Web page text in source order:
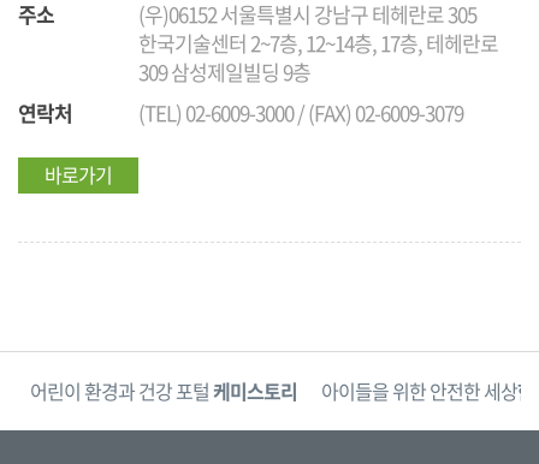
주소
(우)06152 서울특별시 강남구 테헤란로 305
한국기술센터 2~7층, 12~14층, 17층, 테헤란로
309 삼성제일빌딩 9층
연락처
(TEL) 02-6009-3000 / (FAX) 02-6009-3079
바로가기
어린이 환경과 건강 포털케미스토리 아이들을 위한 안전한 세상